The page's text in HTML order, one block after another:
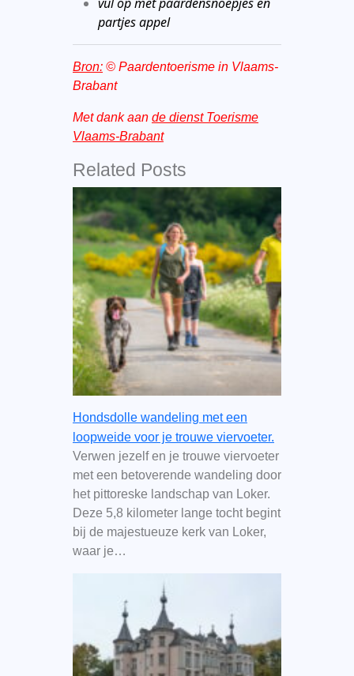
partjes appel
Bron:© Paardentoerisme in Vlaams-
Brabant
Met dank aan de dienst Toerisme
Vlaams-Brabant
Related Posts
Hondsdolle wandeling met een
loopweide voor je trouwe viervoeter.
Verwen jezelf en je trouwe viervoeter
met een betoverende wandeling door
het pittoreske landschap van Loker.
Deze 5,8 kilometer lange tocht begint
bij de majestueuze kerk van Loker,
waar je…